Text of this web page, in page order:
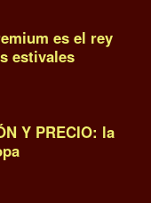
es el rey
estivales
Y PRECIO: la